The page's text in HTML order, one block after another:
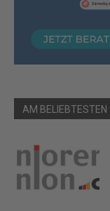
AM BELIEBTESTEN